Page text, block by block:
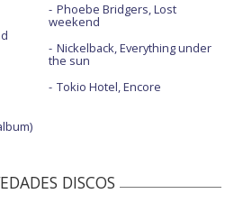
Phoebe Bridgers, Lost
weekend
Nickelback, Everything under
the sun
Tokio Hotel, Encore
DISCOS